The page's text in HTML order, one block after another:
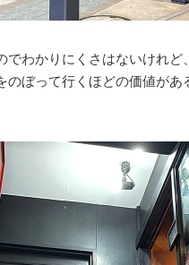
でわかりにくさはないけれ
ぼって行くほどの価値が